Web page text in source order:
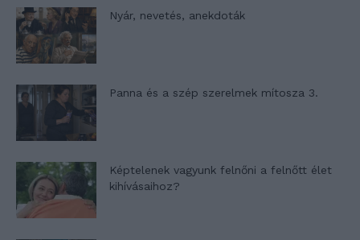
Nyár, nevetés, anekdoták
Panna és a szép szerelmek mítosza 3.
Képtelenek vagyunk felnőni a felnőtt élet
kihívásaihoz?